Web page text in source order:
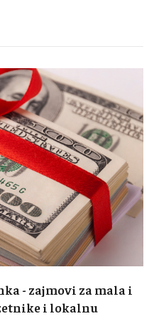
- zajmovi za mala i
i lokalnu